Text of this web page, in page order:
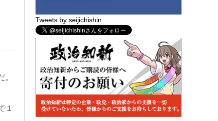
１
Tweets by seijichishin